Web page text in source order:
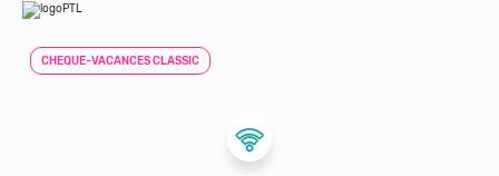
CHEQUE-VACANCES CLASSIC